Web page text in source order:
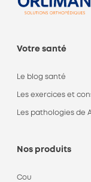
Votre santé
Le blog santé
Les exercices et
Les pathologies de
Nos produits
Cou